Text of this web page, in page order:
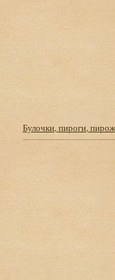
Булочки, пироги,